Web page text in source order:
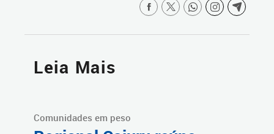
Leia Mais
Comunidades em peso